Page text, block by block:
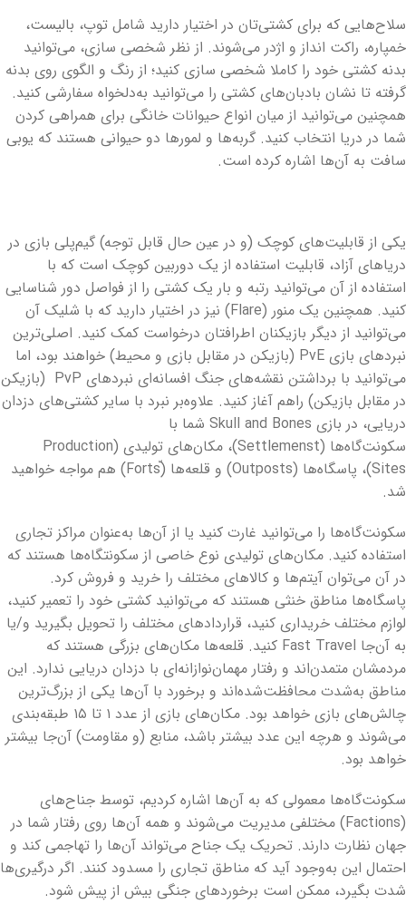
سلاح‌هایی که برای کشتی‌تان در اختیار دارید شامل توپ، بالیست،
خمپاره، راکت انداز و اژدر می‌شوند. از نظر شخصی سازی، می‌توانید
بدنه کشتی خود را کاملا شخصی سازی کنید؛ از رنگ و الگوی روی بدنه
گرفته تا نشان بادبان‌های کشتی را می‌توانید به‌دلخواه سفارشی کنید.
همچنین می‌توانید از میان انواع حیوانات خانگی برای همراهی کردن
شما در دریا انتخاب کنید. گربه‌ها و لمورها دو حیوانی هستند که یوبی
سافت به آن‌ها اشاره کرده است.
یکی از قابلیت‌های کوچک (و در عین حال قابل توجه) گیم‌پلی بازی در
دریاهای آزاد، قابلیت استفاده از یک دوربین کوچک است که با
استفاده از آن می‌توانید رتبه و بار یک کشتی را از فواصل دور شناسایی
کنید. همچنین یک منور (Flare) نیز در اختیار دارید که با شلیک آن
می‌توانید از دیگر بازیکنان اطرافتان درخواست کمک کنید. اصلی‌ترین
نبردهای بازی PvE (بازیکن در مقابل بازی و محیط)
خواهند بود، اما
می‌توانید با برداشتن نقشه‌های جنگ افسانه‌ای نبردهای PvP (بازیکن
در مقابل بازیکن) راهم آغاز کنید. علاوه‌بر نبرد با سایر کشتی‌های دزدان
دریایی، در بازی Skull and Bones شما با
سکونت‌گاه‌ها (Settlemenst)، مکان‌های تولیدی (Production
Sites)، پاسگاه‌ها (Outposts) و قلعه‌ها (ّForts) هم مواجه خواهید
شد.
سکونت‌گاه‌ها را می‌توانید غارت کنید یا از آن‌ها به‌عنوان مراکز تجاری
استفاده کنید. مکان‌های تولیدی نوع خاصی از سکونتگاه‌ها هستند که
در آن می‌توان آیتم‌ها و کالاهای مختلف را خرید و فروش کرد.
پاسگاه‌ها مناطق خنثی هستند که می‌توانید کشتی خود را تعمیر کنید،
لوازم مختلف خریداری کنید، قراردادهای مختلف را تحویل بگیرید و/یا
به آن‌جا Fast Travel کنید. قلعه‌ها مکان‌های بزرگی هستند که
مردمشان متمدن‌اند و رفتار مهمان‌نوازانه‌ای با دزدان دریایی ندارد. این
مناطق به‌شدت محافظت‌شده‌اند و برخورد با آن‌ها یکی از بزرگ‌ترین
چالش‌های بازی خواهد بود. مکان‌های بازی از عدد ۱ تا ۱۵ طبقه‌بندی
می‌شوند و هرچه این عدد بیشتر باشد، منابع (و مقاومت) آن‌جا بیشتر
خواهد بود.
سکونت‌گاه‌ها معمولی که به آن‌ها اشاره کردیم، توسط جناح‌های
(
Factions) مختلفی مدیریت می‌شوند و همه آن‌ها روی رفتار شما در
جهان نظارت دارند. تحریک یک جناح می‌تواند آن‌ها را تهاجمی کند و
احتمال این به‌وجود آید که مناطق تجاری را مسدود کنند. اگر درگیری‌ها
شدت بگیرد، ممکن است برخوردهای جنگی بیش از پیش شود.